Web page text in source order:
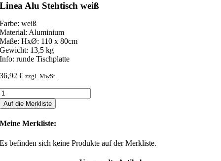
Linea Alu Stehtisch weiß
Farbe: weiß
Material: Aluminium
Maße: HxØ: 110 x 80cm
Gewicht: 13,5 kg
Info: runde Tischplatte
36,92€ zzgl. MwSt.
Auf die Merkliste
Meine Merkliste:
Es befinden sich keine Produkte auf der Merkliste.